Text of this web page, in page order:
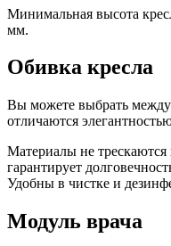
Минимальная высота
мм.
Обивка кресла
Вы можете выбрать
отличаются
Материалы не трескаются
гарантирует
Удобны в чистке и
Модуль врача